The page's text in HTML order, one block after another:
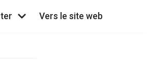
Vers le site web